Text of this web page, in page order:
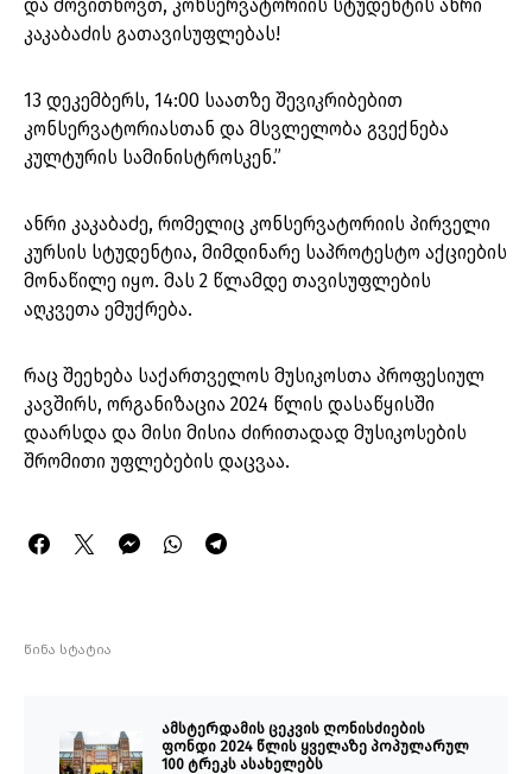
და მოვითხოვთ, კონსერვატორიის სტუდენტის ანრი
კაკაბაძის გათავისუფლებას!
13 დეკემბერს, 14:00 საათზე შევიკრიბებით
კონსერვატორიასთან და მსვლელობა გვექნება
კულტურის სამინისტროსკენ.”
ანრი კაკაბაძე, რომელიც კონსერვატორიის პირველი
კურსის სტუდენტია, მიმდინარე საპროტესტო აქციების
მონაწილე იყო. მას 2 წლამდე თავისუფლების
აღკვეთა ემუქრება.
რაც შეეხება საქართველოს მუსიკოსთა პროფესიულ
კავშირს, ორგანიზაცია 2024 წლის დასაწყისში
დაარსდა და მისი მისია ძირითადად მუსიკოსების
შრომითი უფლებების დაცვაა.
წინა სტატია
ამსტერდამის ცეკვის ღონისძიების
ფონდი 2024 წლის ყველაზე პოპულარულ
100 ტრეკს ასახელებს